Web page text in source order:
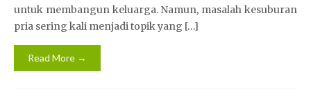
untuk membangun keluarga. Namun, masalah kesuburan
pria sering kali menjadi topik yang […]
Read More →